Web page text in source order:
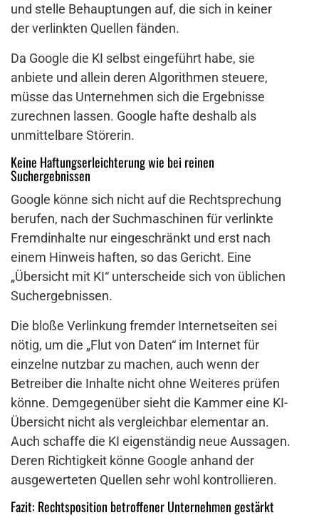
und stelle Behauptungen auf, die sich in keiner
der verlinkten Quellen fänden.
Da Google die KI selbst eingeführt habe, sie
anbiete und allein deren Algorithmen steuere,
müsse das Unternehmen sich die Ergebnisse
zurechnen lassen. Google hafte deshalb als
unmittelbare Störerin.
Keine Haftungserleichterung wie bei reinen
Suchergebnissen
Google könne sich nicht auf die Rechtsprechung
berufen, nach der Suchmaschinen für verlinkte
Fremdinhalte nur eingeschränkt und erst nach
einem Hinweis haften, so das Gericht. Eine
„Übersicht mit KI“ unterscheide sich von üblichen
Suchergebnissen.
Die bloße Verlinkung fremder Internetseiten sei
nötig, um die „Flut von Daten“ im Internet für
einzelne nutzbar zu machen, auch wenn der
Betreiber die Inhalte nicht ohne Weiteres prüfen
könne. Demgegenüber sieht die Kammer eine KI-
Übersicht nicht als vergleichbar elementar an.
Auch schaffe die KI eigenständig neue Aussagen.
Deren Richtigkeit könne Google anhand der
ausgewerteten Quellen sehr wohl kontrollieren.
Fazit: Rechtsposition betroffener Unternehmen gestärkt